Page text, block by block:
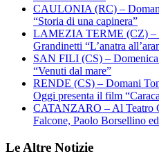
CAULONIA (RC) –
“Storia di una capinera”
LAMEZIA TERME (CZ) –
Grandinetti “L’anatra
SAN FILI (CS) – Domenica
“Venuti dal mare”
RENDE (CS) – Domani
Oggi presenta il film
CATANZARO – Al Teatro
Falcone, Paolo Borsellino
Le Altre Notizie